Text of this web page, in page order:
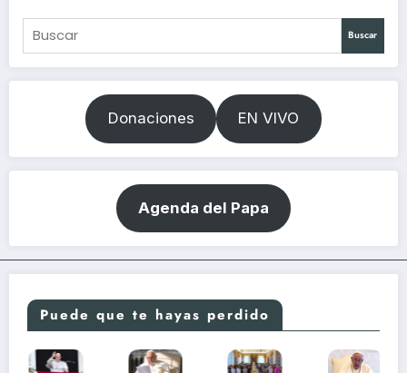
Buscar
Donaciones EN VIVO
Agenda del Papa
Puede que te hayas perdido